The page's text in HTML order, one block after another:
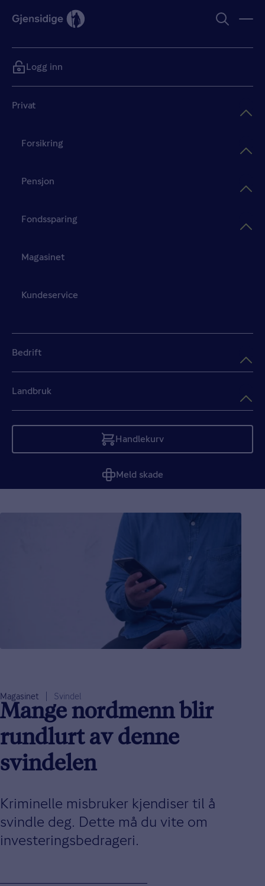
Privat
Forsikring
Pensjon
Fondssparing
Magasinet
Kundeservice
Bedrift
Landbruk
Handlekurv
Tom
Meld skade
Logg inn
Magasinet Svindel
Mange nordmenn blir
rundlurt av denne
svindelen
Kriminelle misbruker kjendiser til å
svindle deg. Dette må du vite om
investeringsbedrageri.